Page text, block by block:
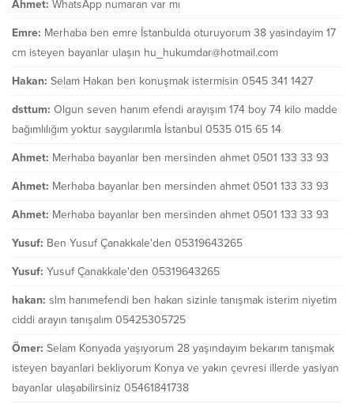
Ahmet: WhatsApp numaran var mı
Emre: Merhaba ben emre İstanbulda oturuyorum 38 yasindayim 17
cm isteyen bayanlar ulaşın hu_hukumdar@hotmail.com
Hakan: Selam Hakan ben konuşmak istermisin 0545 341 1427
dsttum: Olgun seven hanım efendi arayışım 174 boy 74 kilo madde
bağımlılığım yoktur saygılarımla İstanbul 0535 015 65 14
Ahmet: Merhaba bayanlar ben mersinden ahmet 0501 133 33 93
Ahmet: Merhaba bayanlar ben mersinden ahmet 0501 133 33 93
Ahmet: Merhaba bayanlar ben mersinden ahmet 0501 133 33 93
Yusuf: Ben Yusuf Çanakkale'den 05319643265
Yusuf: Yusuf Çanakkale'den 05319643265
hakan: slm hanımefendi ben hakan sizinle tanışmak isterim niyetim
ciddi arayın tanışalım 05425305725
Ömer: Selam Konyada yaşıyorum 28 yaşındayım bekarım tanışmak
isteyen bayanlari bekliyorum Konya ve yakın çevresi illerde yasiyan
bayanlar ulaşabilirsiniz 05461841738